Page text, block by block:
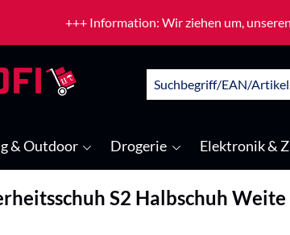
+++ Information: Wir ziehen um,
& Outdoor Drogerie Elektronik &
S2 Halbschuh Weite